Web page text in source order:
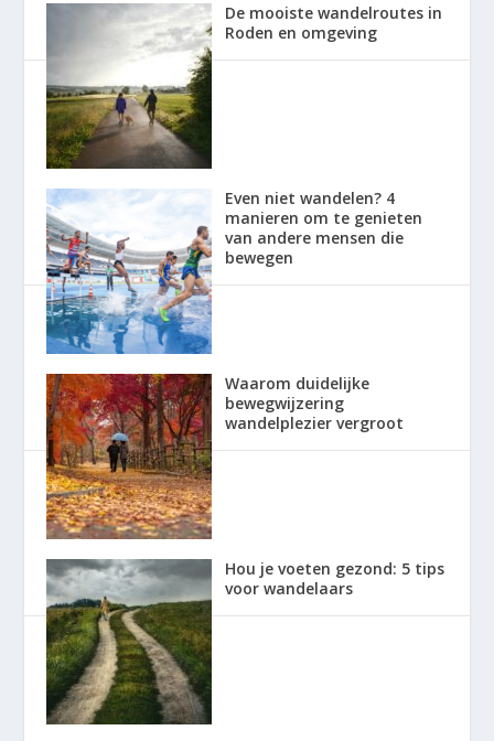
De mooiste wandelroutes in
Roden en omgeving
Even niet wandelen? 4
manieren om te genieten
van andere mensen die
bewegen
Waarom duidelijke
bewegwijzering
wandelplezier vergroot
Hou je voeten gezond: 5 tips
voor wandelaars